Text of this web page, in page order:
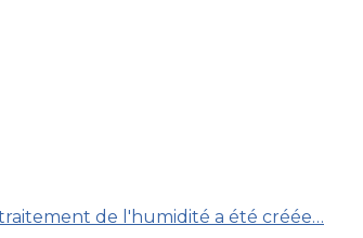
de l'humidité a été créée…